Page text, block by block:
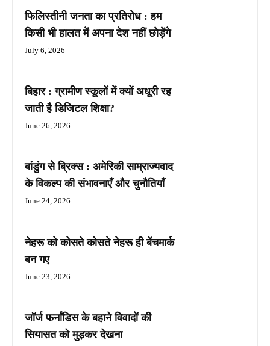
फिलिस्तीनी जनता का प्रतिरोध : हम
किसी भी हालत में अपना देश नहीं छोड़ेंगे
July 6, 2026
बिहार : ग्रामीण स्कूलों में क्यों अधूरी रह
जाती है डिजिटल शिक्षा?
June 26, 2026
बांडुंग से ब्रिक्स : अमेरिकी साम्राज्यवाद
के विकल्प की संभावनाएँ और चुनौतियाँ
June 24, 2026
नेहरू को कोसते कोसते नेहरू ही बेंचमार्क
बन गए
June 23, 2026
जॉर्ज फर्नांडिस के बहाने विवादों की
सियासत को मुड़कर देखना